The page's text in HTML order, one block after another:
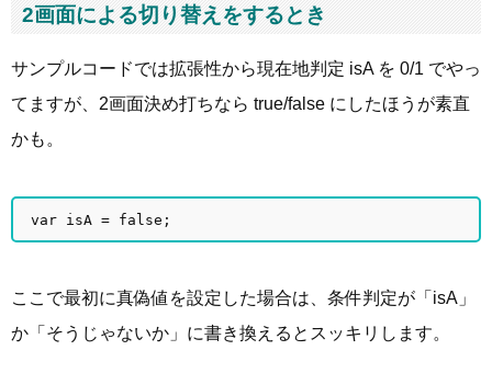
2画面による切り替えをするとき
サンプルコードでは拡張性から現在地判定 isA を 0/1 でやっ
てますが、2画面決め打ちなら true/false にしたほうが素直
かも。
var isA = false;
ここで最初に真偽値を設定した場合は、条件判定が「isA」
か「そうじゃないか」に書き換えるとスッキリします。